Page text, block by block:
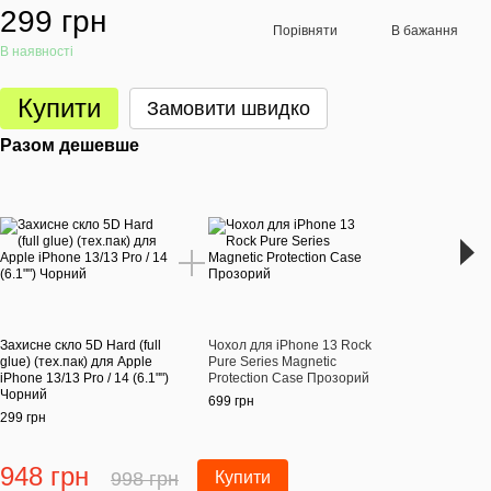
299 грн
В наявності
Порівняти В бажання
Купити Замовити швидко
Разом дешевше
Захисне скло 5D Hard (full
glue) (тех.пак) для Apple
iPhone 13/13 Pro / 14 (6.1"")
Чорний
299 грн
Чохол для iPhone 13 Rock
Pure Series Magnetic
Protection Case Прозорий
699 грн
948 грн 998 грн Купити